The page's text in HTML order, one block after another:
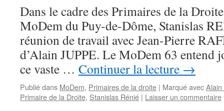
Dans le cadre des Primaires de la
MoDem du Puy-de-Dôme, Stanislas
réunion de travail avec Jean-Pierre
d’Alain JUPPE. Le MoDem 63 entend
ce vaste … Continuer la lecture →
Publié dans MoDem, Primaires de la droite | Marqué avecAlain
Primaire de la Droite, Stanislas Rénié | Laisser un commentaire